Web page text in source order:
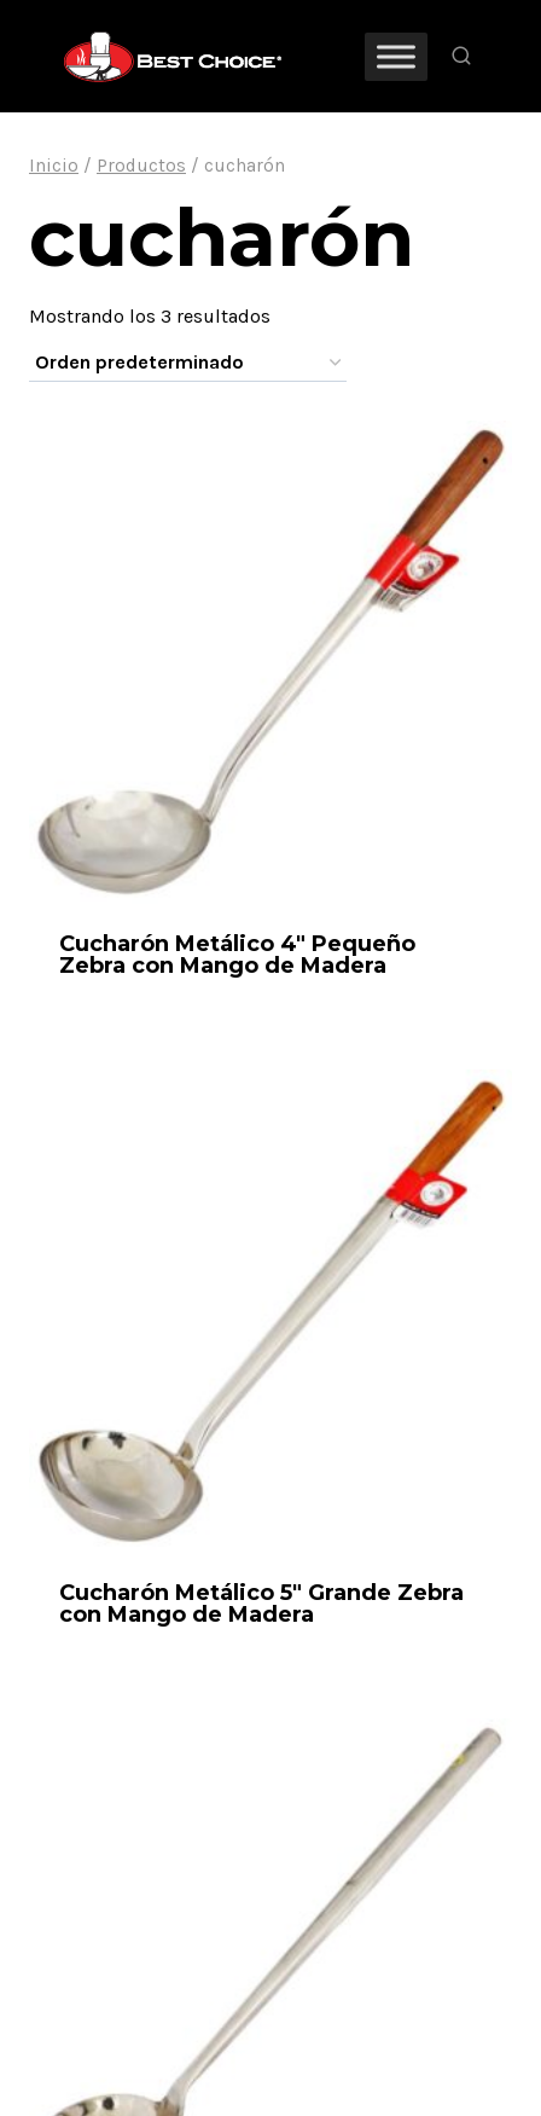
contenido
Inicio / Productos / cucharón
cucharón
Mostrando los 3 resultados
Cucharón Metálico 4″ Pequeño
Zebra con Mango de Madera
Cucharón Metálico 5″ Grande Zebra
con Mango de Madera